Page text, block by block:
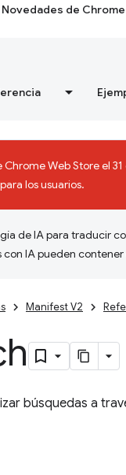
Novedades de Chrome
Web Store el
los usuarios.
de IA para traducir
IA pueden contener
Manifest V2
búsquedas a